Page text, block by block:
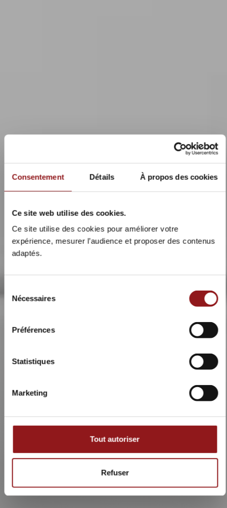
Consentement Détails À propos des cookies
Ce site web utilise des cookies.
Ce site utilise des cookies pour améliorer votre
expérience, mesurer l’audience et proposer des contenus
adaptés.
Nécessaires
Préférences
Statistiques
Marketing
Tout autoriser
Refuser